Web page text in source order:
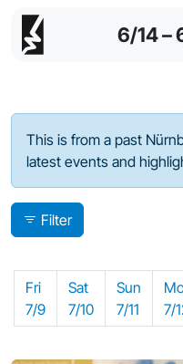
6/14 –
Program - 2021
This is from a past
latest events and
Filter
Fri
7/9
Sat
7/10
Sun
7/11
7/